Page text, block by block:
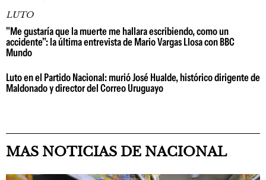
LUTO
"Me gustaría que la muerte me hallara escribiendo, como un
accidente": la última entrevista de Mario Vargas Llosa con BBC
Mundo
Luto en el Partido Nacional: murió José Hualde, histórico dirigente de
Maldonado y director del Correo Uruguayo
MAS NOTICIAS DE NACIONAL